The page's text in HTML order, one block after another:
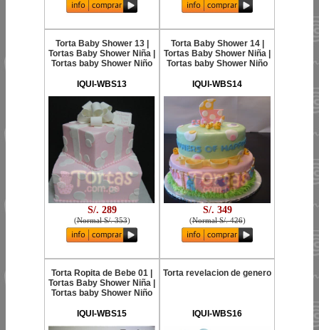
Torta Baby Shower 13 |
Tortas Baby Shower Niña |
Tortas baby Shower Niño
IQUI-WBS13
S/. 289
(Normal S/. 353)
Torta Baby Shower 14 |
Tortas Baby Shower Niña |
Tortas baby Shower Niño
IQUI-WBS14
S/. 349
(Normal S/. 426)
Torta Ropita de Bebe 01 |
Tortas Baby Shower Niña |
Tortas baby Shower Niño
IQUI-WBS15
Torta revelacion de genero
IQUI-WBS16